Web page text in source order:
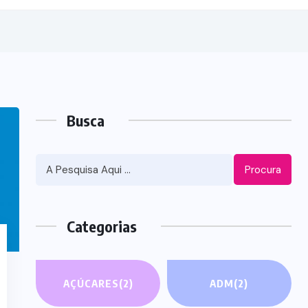
Busca
Procura
Categorias
AÇÚCARES(2) ADM(2)